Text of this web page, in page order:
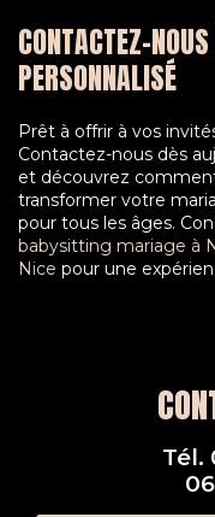
CONTACTEZ-
PERSONNALISÉ
Prêt à offrir à vos
Contactez-nous dès
et découvrez
transformer votre
pour tous les âges.
babysitting mariage à
Nice pour une
Tél.